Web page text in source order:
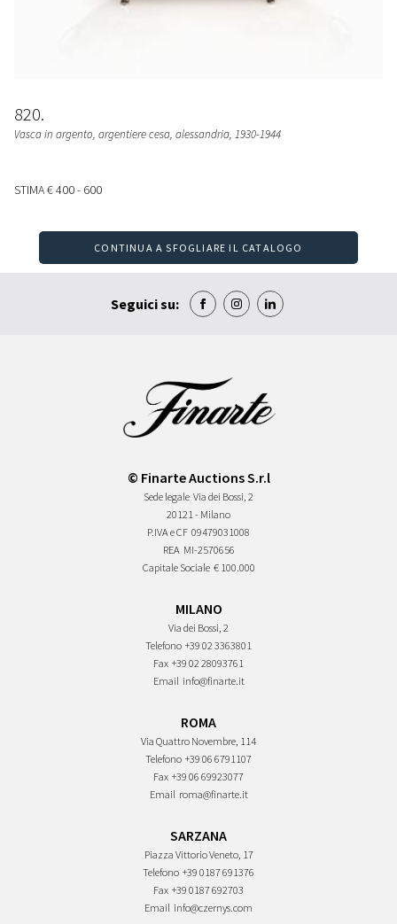
820
Vasca in argento, argentiere cesa, alessandria, 1930-1944
STIMA€ 400 - 600
CONTINUA A SFOGLIARE IL CATALOGO
Seguici su:
© Finarte Auctions S.r.l
Sede legale Via dei Bossi, 2
20121 - Milano
P.IVA e CF 09479031008
REA MI-2570656
Capitale Sociale € 100.000
MILANO
Via dei Bossi, 2
Telefono +39 02 3363801
Fax +39 02 28093761
Email info@finarte.it
ROMA
Via Quattro Novembre, 114
Telefono +39 06 6791107
Fax +39 06 69923077
Email roma@finarte.it
SARZANA
Piazza Vittorio Veneto, 17
Telefono +39 0187 691376
Fax +39 0187 692703
Email info@czernys.com